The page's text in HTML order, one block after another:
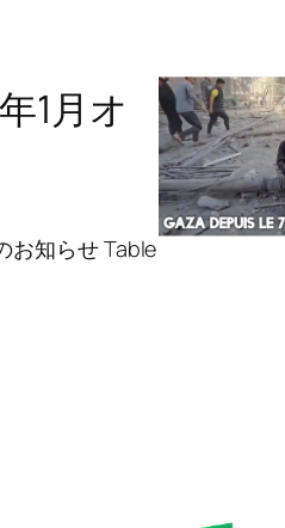
1月オ
お知らせ Table